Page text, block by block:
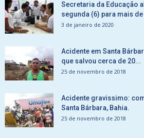
Secretaria da Educação
segunda (6) para mais de
3 de janeiro de 2020
Acidente em Santa
que salvou cerca de 20...
25 de novembro de 2018
Acidente gravissimo:
Santa Bárbara, Bahia.
25 de novembro de 2018